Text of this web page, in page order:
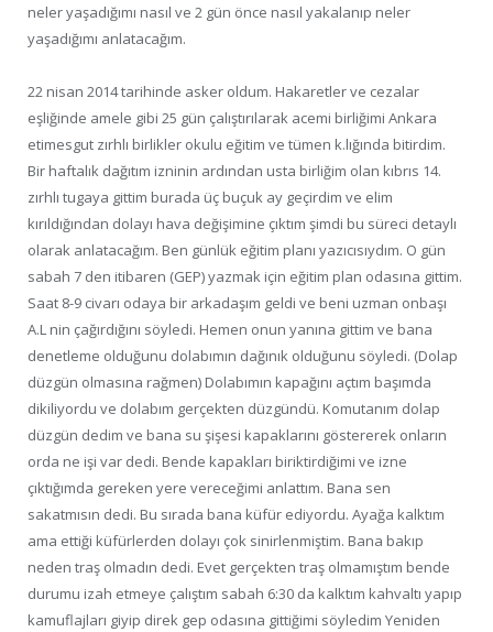
neler yaşadığımı nasıl ve 2 gün önce nasıl yakalanıp neler
yaşadığımı anlatacağım.
22 nisan 2014 tarihinde asker oldum. Hakaretler ve cezalar
eşliğinde amele gibi 25 gün çalıştırılarak acemi birliğimi Ankara
etimesgut zırhlı birlikler okulu eğitim ve tümen k.lığında bitirdim.
Bir haftalık dağıtım izninin ardından usta birliğim olan kıbrıs 14.
zırhlı tugaya gittim burada üç buçuk ay geçirdim ve elim
kırıldığından dolayı hava değişimine çıktım şimdi bu süreci detaylı
olarak anlatacağım. Ben günlük eğitim planı yazıcısıydım. O gün
sabah 7 den itibaren (GEP) yazmak için eğitim plan odasına gittim.
Saat 8-9 civarı odaya bir arkadaşım geldi ve beni uzman onbaşı
A.L nin çağırdığını söyledi. Hemen onun yanına gittim ve bana
denetleme olduğunu dolabımın dağınık olduğunu söyledi. (Dolap
düzgün olmasına rağmen) Dolabımın kapağını açtım başımda
dikiliyordu ve dolabım gerçekten düzgündü. Komutanım dolap
düzgün dedim ve bana su şişesi kapaklarını göstererek onların
orda ne işi var dedi. Bende kapakları biriktirdiğimi ve izne
çıktığımda gereken yere vereceğimi anlattım. Bana sen
sakatmısın dedi. Bu sırada bana küfür ediyordu. Ayağa kalktım
ama ettiği küfürlerden dolayı çok sinirlenmiştim. Bana bakıp
neden traş olmadın dedi. Evet gerçekten traş olmamıştım bende
durumu izah etmeye çalıştım sabah 6:30 da kalktım kahvaltı yapıp
kamuflajları giyip direk gep odasına gittiğimi söyledim Yeniden